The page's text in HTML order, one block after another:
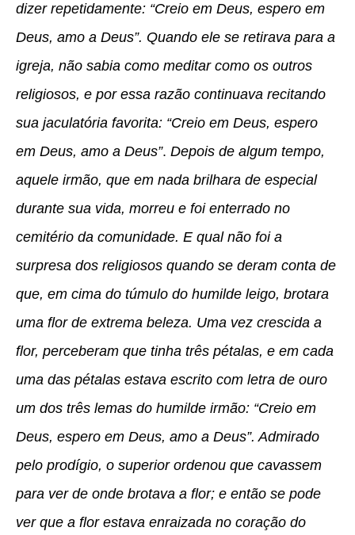
dizer repetidamente: “Creio em Deus, espero em
Deus, amo a Deus”. Quando ele se retirava para a
igreja, não sabia como meditar como os outros
religiosos, e por essa razão continuava recitando
sua jaculatória favorita: “Creio em Deus, espero
em Deus, amo a Deus”. Depois de algum tempo,
aquele irmão, que em nada brilhara de especial
durante sua vida, morreu e foi enterrado no
cemitério da comunidade. E qual não foi a
surpresa dos religiosos quando se deram conta de
que, em cima do túmulo do humilde leigo, brotara
uma flor de extrema beleza. Uma vez crescida a
flor, perceberam que tinha três pétalas, e em cada
uma das pétalas estava escrito com letra de ouro
um dos três lemas do humilde irmão: “Creio em
Deus, espero em Deus, amo a Deus”. Admirado
pelo prodígio, o superior ordenou que cavassem
para ver de onde brotava a flor; e então se pode
ver que a flor estava enraizada no coração do